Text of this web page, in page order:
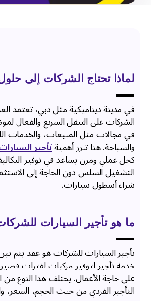
لماذا تحتاج الشركات إلى
في مدينة ديناميكية مثل دبي، تعتمد
الشركات على التنقل السريع والفعال
في مجالات مثل المبيعات، والخدمات
والسياحة. هنا تبرز أهميةتأجير
كحل عملي ومرن يساعد في توفير
التشغيل السلس دون الحاجة إلى
شراء أسطول سيارات.
ما هو تأجير السيارات
تأجير السيارات للشركات هو عقد يتم
خدمة تأجير لتوفير مركبات لفترات
على حاجة الأعمال. يختلف هذا النوع من
التأجير الفردي من حيث الحجم، السعر،